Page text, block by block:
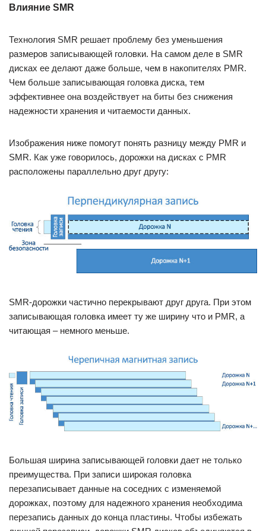
Влияние SMR
Технология SMR решает проблему без уменьшения
размеров записывающей головки. На самом деле в SMR
дисках ее делают даже больше, чем в накопителях PMR.
Чем больше записывающая головка диска, тем
эффективнее она воздействует на биты без снижения
надежности хранения и читаемости данных.
Изображения ниже помогут понять разницу между PMR и
SMR. Как уже говорилось, дорожки на дисках с PMR
расположены параллельно друг другу:
SMR-дорожки частично перекрывают друг друга. При этом
записывающая головка имеет ту же ширину что и PMR, а
читающая – немного меньше.
Большая ширина записывающей головки дает не только
преимущества. При записи широкая головка
перезаписывает данные на соседних с изменяемой
дорожках, поэтому для надежного хранения необходима
перезапись данных до конца пластины. Чтобы избежать